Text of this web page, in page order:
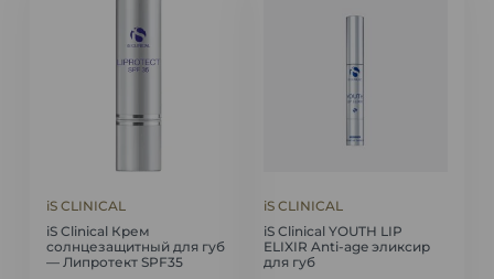
iS CLINICAL
iS Clinical Крем
солнцезащитный для губ
— Липротект SPF35
iS CLINICAL
iS Clinical YOUTH LIP
ELIXIR Anti-age эликсир
для губ